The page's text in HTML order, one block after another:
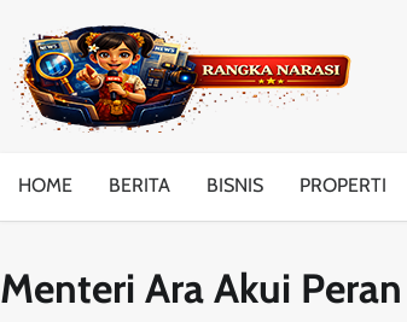
content
HOME BERITA BISNIS PROPERTI
Menteri Ara Akui